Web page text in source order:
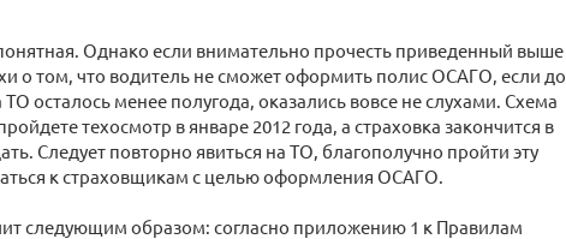
Однако если внимательно прочесть приведенный выше
о том, что водитель не сможет оформить полис ОСАГО, если до
осталось менее полугода, оказались вовсе не слухами. Схема
техосмотр в январе 2012 года, а страховка закончится в
Следует повторно явиться на ТО, благополучно пройти эту
к страховщикам с целью оформления ОСАГО.
следующим образом: согласно приложению 1 к Правилам